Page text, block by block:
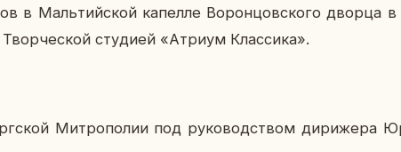
в Маль­тий­ской ка­пел­ле Во­рон­цов­ско­го дворца
сту­ди­ей «Атриум Клас­си­ка».
Мит­ро­по­лии под ру­ко­вод­ством ди­ри­же­ра